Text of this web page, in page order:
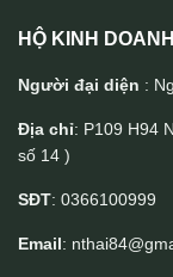
HỘ KINH
Người đại diện :
Địa chỉ: P109 H94
số 14 )
SĐT: 0366100999
Email: